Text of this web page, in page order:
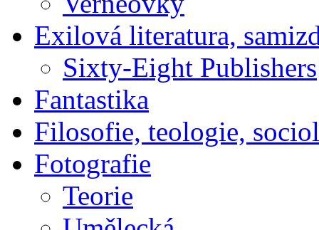
Exilová literatura,
Sixty-Eight Publishers
Fantastika
Filosofie, teologie,
Fotografie
Teorie